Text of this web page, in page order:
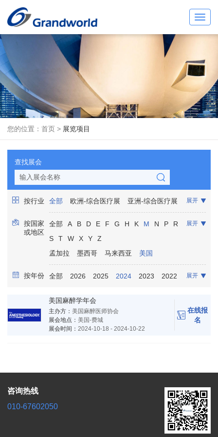
您的位置： 首页 > 展览项目
查找展会
按行业 全部 欧洲-综合医疗展
亚洲-综合医疗展
展开
按国家
或地区
全部 A B D E F G H K M N P
R
S
T W X Y
Z
孟加拉
墨西哥 马来西亚 美国
展开
按年份 全部 2026 2025 2024 2023
2022
展开
美国麻醉学年会
主办方：美国麻醉医师协会
展会地点：美国-费城
展会时间： 2024-10-18 - 2024-10-22
在线报
名
咨询热线
010-67602050